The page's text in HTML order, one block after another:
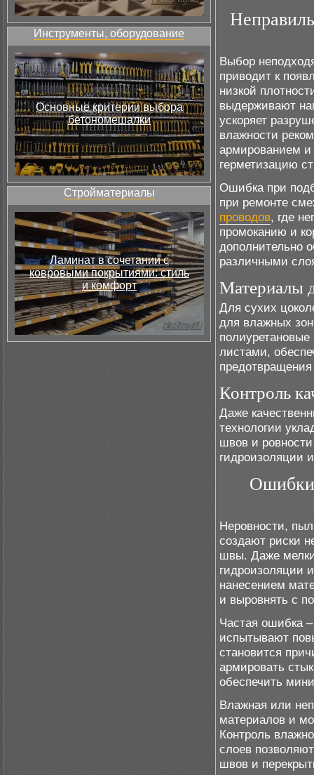
Инструменты, оборудование
Основные критерии выбора
бетономешалки
Стройматериалы
Ламинат в сочетании с
ковровыми покрытиями: стиль
и комфорт
Выбор
приводит к
низкой
выдерживают
ускоряет
влажности
армированием и
герметизацию
Ошибка при
при ремонте
проводов, где
промоканию и
дополнительно
различными
Материалы
Для сухих
для влажных
листами,
Контроль
Даже
технологии
швов и
гидроизоляции
Ошибки
Неровности,
создают риски
швы. Даже
гидроизоляции
нанесением
и выровнять с
Частая ошибка
испытывают
становится
армировать
обеспечить
Влажная или
материалов и
Контроль
слоев
швов и